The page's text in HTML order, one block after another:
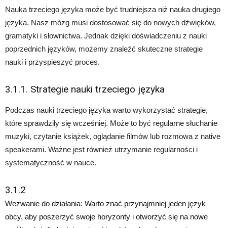
Nauka trzeciego języka może być trudniejsza niż nauka drugiego
języka. Nasz mózg musi dostosować się do nowych dźwięków,
gramatyki i słownictwa. Jednak dzięki doświadczeniu z nauki
poprzednich języków, możemy znaleźć skuteczne strategie
nauki i przyspieszyć proces.
3.1.1. Strategie nauki trzeciego języka
Podczas nauki trzeciego języka warto wykorzystać strategie,
które sprawdziły się wcześniej. Może to być regularne słuchanie
muzyki, czytanie książek, oglądanie filmów lub rozmowa z native
speakerami. Ważne jest również utrzymanie regularności i
systematyczność w nauce.
3.1.2
Wezwanie do działania: Warto znać przynajmniej jeden język
obcy, aby poszerzyć swoje horyzonty i otworzyć się na nowe